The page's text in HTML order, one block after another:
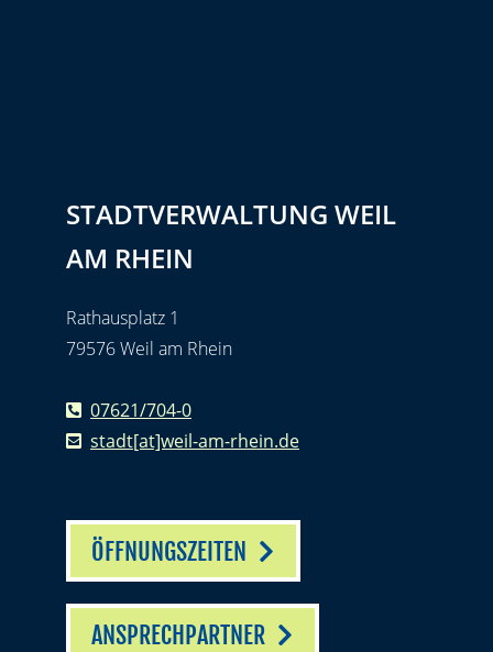
STADTVERWALTUNG WEIL
AM RHEIN
Rathausplatz 1
79576 Weil am Rhein
07621/704-0
stadt[at]weil-am-rhein.de
ÖFFNUNGSZEITEN
ANSPRECHPARTNER